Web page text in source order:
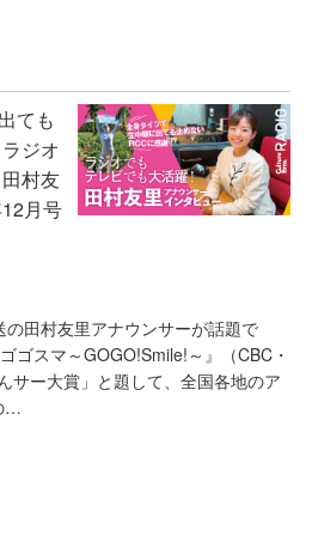
ても
ジオ
村友
月号
田村友里アナウンサーが話題で
ゴスマ～GOGO!Smile!～』（CBC・
サー大賞」と題して、全国各地のア
…